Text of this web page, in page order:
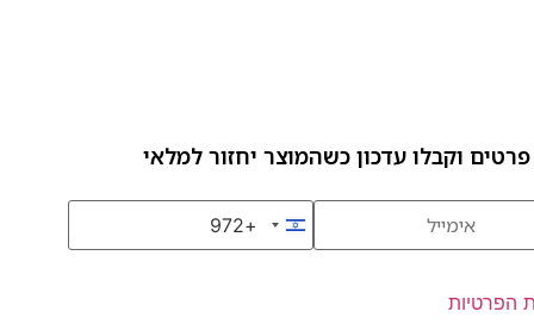
וקבלו עדכון כשהמוצר יחזור למלאי
Israel +972
+972
הפרטיות